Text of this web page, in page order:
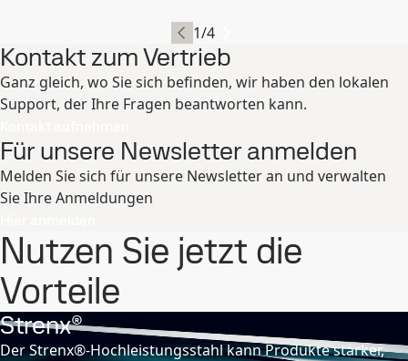
1/4
Kontakt zum Vertrieb
Ganz gleich, wo Sie sich befinden, wir haben den lokalen
Support, der Ihre Fragen beantworten kann.
Für unsere Newsletter anmelden
Melden Sie sich für unsere Newsletter an und verwalten
Sie Ihre Anmeldungen
Nutzen Sie jetzt die
Vorteile
Strenx®
Der Strenx®-Hochleistungsstahl kann Produkte stärker,